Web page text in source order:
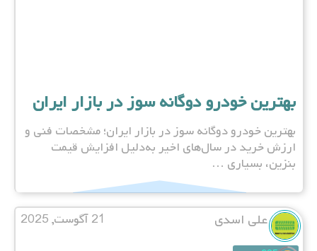
بهترین خودرو دوگانه سوز در بازار ایران
بهترین خودرو دوگانه سوز در بازار ایران؛ مشخصات فنی و
ارزش خرید در سال‌های اخیر به‌دلیل افزایش قیمت
بنزین، بسیاری …
علی اسدی 21 آگوست, 2025